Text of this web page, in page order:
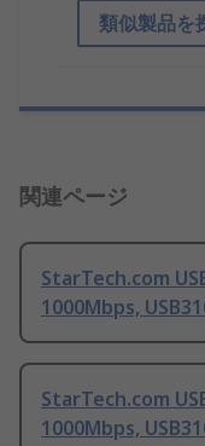
類似製品を
関連ページ
StarTech.com
1000Mbps,
StarTech.com
1000Mbps,